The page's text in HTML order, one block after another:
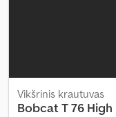
Vikšrinis krautuvas
Bobcat T 76